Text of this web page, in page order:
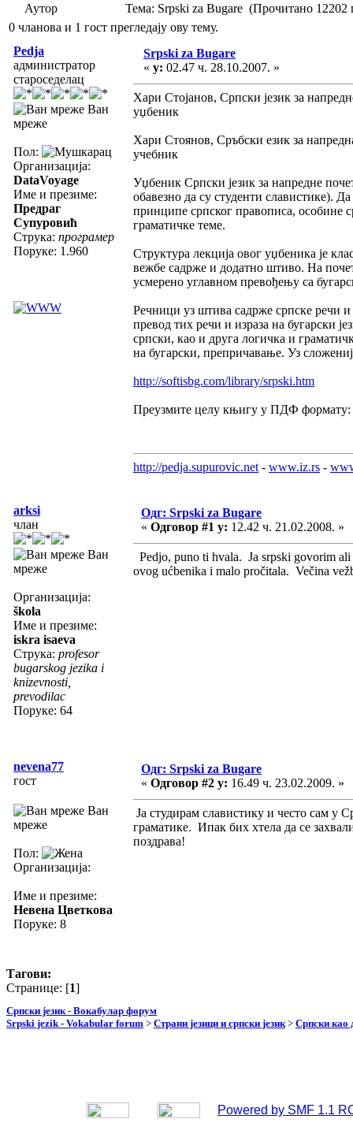
Аутор
Тема: Srpski za Bugare (Прочитано 12202
0 чланова и 1 гост прегледају ову тему.
Pedja
администратор
староседелац
Ван
мреже
Пол:
Организација:
DataVoyage
Име и презиме:
Предраг
Супуровић
Струка: програмер
Поруке: 1.960
Srpski za Bugare
« у: 02.47 ч. 28.10.2007. »
Хари Стојанов, Српски језик за
уџбеник
Хари Стоянов, Сръбски език за
учебник
Уџбеник Српски језик за напредне
обавезно да су студенти славистике).
принципе српског правописа, особине
граматичке теме.
Структура лекција овог уџбеника је
вежбе садрже и додатно штиво. На
усмерено углавном превођењу са
Речници уз штива садрже српске речи
превод тих речи и израза на бугарски
српски, као и друга логичка и
на бугарски, препричавање. Уз
http://softisbg.com/library/srpski.htm
Преузмите целу књигу у ПДФ формату:
http://pedja.supurovic.net - www.iz.rs -
arksi
члан
Ван
мреже
Организација:
škola
Име и презиме:
iskra isaeva
Струка: profesor
bugarskog jezika i
knizevnosti,
prevodilac
Поруке: 64
Одг: Srpski za Bugare
« Одговор #1 у: 12.42 ч. 21.02.2008. »
Pedjo, puno ti hvala. Ja srpski govorim
ovog ućbenika i malo pročitala. Večina
nevena77
гост
Ван
мреже
Пол:
Организација:
Име и презиме:
Невена Цветкова
Поруке: 8
Одг: Srpski za Bugare
« Одговор #2 у: 16.49 ч. 23.02.2009. »
Ја студирам славистику и често сам у
граматике. Ипак бих хтела да се
поздрава!
Тагови:
Странице: [1]
Српски језик - Вокабулар форум
Srpski jezik - Vokabular forum > Страни језици и српски језик> Српски као
Powered by SMF 1.1